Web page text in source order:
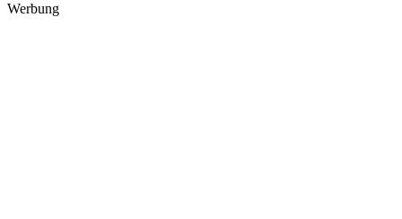
Werbung